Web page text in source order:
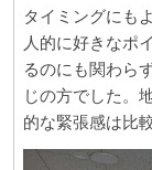
タイミングにも
人的に好きなポ
るのにも関わら
じの方でした。
的な緊張感は比